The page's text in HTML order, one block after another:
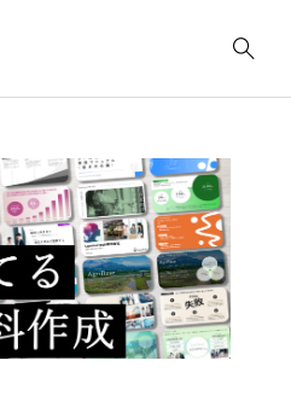
2622
サルティング
ド移行に必要な
備は何か？